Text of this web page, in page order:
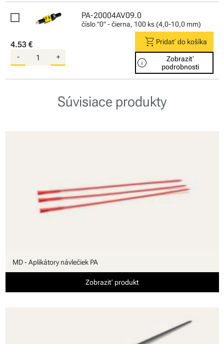
PA-20004AV09.0
číslo "0" - čierna, 100 ks (4,0-10,0 mm)
4.53 €
- +
shopping_cart Pridať do košíka
info
Zobraziť
podrobnosti
Súvisiace produkty
MD - Aplikátory návlečiek PA
Zobraziť produkt